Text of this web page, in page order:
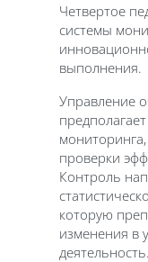
Четвертое
системы
выполнения.
Управление
проверки
Контроль
которую
изменения в
деятельность.